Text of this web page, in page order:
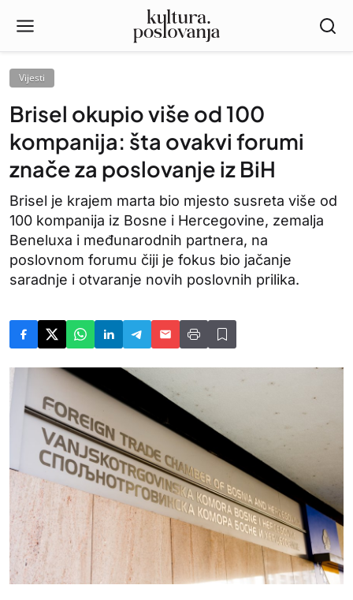
Vijesti
Brisel okupio više od 100
kompanija: šta ovakvi forumi
znače za poslovanje iz BiH
Brisel je krajem marta bio mjesto susreta više od
100 kompanija iz Bosne i Hercegovine, zemalja
Beneluxa i međunarodnih partnera, na
poslovnom forumu čiji je fokus bio jačanje
saradnje i otvaranje novih poslovnih prilika.